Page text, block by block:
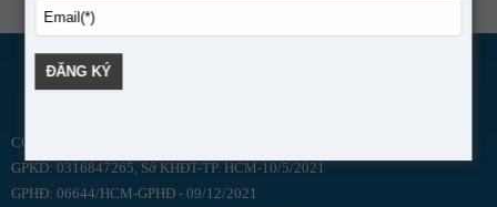
CCHN: 003197/BYT-CCHN, Bộ Y Tế - 28/12/2012
GPKD: 0316847265, Sở KHĐT-TP. HCM-10/5/2021
GPHĐ: 06644/HCM-GPHĐ - 09/12/2021